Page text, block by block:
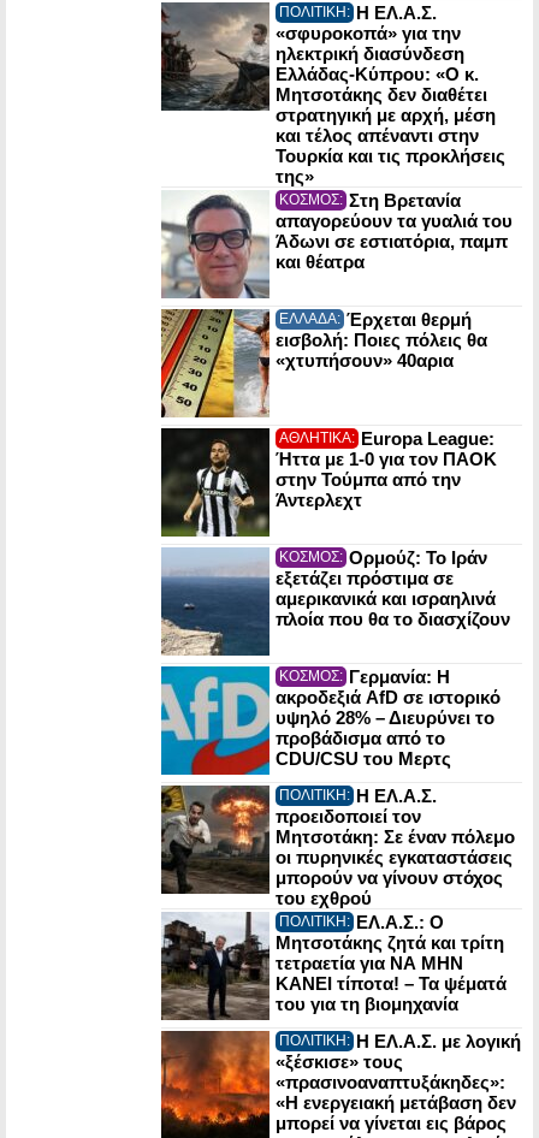
ΠΟΛΙΤΙΚΗ: Η ΕΛ.Α.Σ.
«σφυροκοπά» για την
ηλεκτρική διασύνδεση
Ελλάδας-Κύπρου: «Ο κ.
Μητσοτάκης δεν διαθέτει
στρατηγική με αρχή, μέση
και τέλος απέναντι στην
Τουρκία και τις προκλήσεις
της»
ΚΟΣΜΟΣ: Στη Βρετανία
απαγορεύουν τα γυαλιά του
Άδωνι σε εστιατόρια, παμπ
και θέατρα
ΕΛΛΑΔΑ: Έρχεται θερμή
εισβολή: Ποιες πόλεις θα
«χτυπήσουν» 40αρια
ΑΘΛΗΤΙΚΑ: Europa League:
Ήττα με 1-0 για τον ΠΑΟΚ
στην Τούμπα από την
Άντερλεχτ
ΚΟΣΜΟΣ: Ορμούζ: Το Ιράν
εξετάζει πρόστιμα σε
αμερικανικά και ισραηλινά
πλοία που θα το διασχίζουν
ΚΟΣΜΟΣ: Γερμανία: Η
ακροδεξιά AfD σε ιστορικό
υψηλό 28% – Διευρύνει το
προβάδισμα από το
CDU/CSU του Μερτς
ΠΟΛΙΤΙΚΗ: Η ΕΛ.Α.Σ.
προειδοποιεί τον
Μητσοτάκη: Σε έναν πόλεμο
οι πυρηνικές εγκαταστάσεις
μπορούν να γίνουν στόχος
του εχθρού
ΠΟΛΙΤΙΚΗ: ΕΛ.Α.Σ.: Ο
Μητσοτάκης ζητά και τρίτη
τετραετία για ΝΑ ΜΗΝ
ΚΑΝΕΙ τίποτα! – Τα ψέματά
του για τη βιομηχανία
ΠΟΛΙΤΙΚΗ: Η ΕΛ.Α.Σ. με λογική
«ξέσκισε» τους
«πρασινοαναπτυξάκηδες»:
«Η ενεργειακή μετάβαση δεν
μπορεί να γίνεται εις βάρος